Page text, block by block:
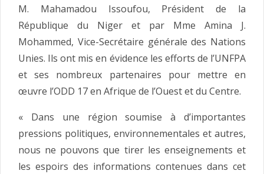
M. Mahamadou Issoufou, Président de la
République du Niger et par Mme Amina J.
Mohammed, Vice-Secrétaire générale des Nations
Unies. Ils ont mis en évidence les efforts de l’UNFPA
et ses nombreux partenaires pour mettre en
œuvre l’ODD 17 en Afrique de l’Ouest et du Centre.
« Dans une région soumise à d’importantes
pressions politiques, environnementales et autres,
nous ne pouvons que tirer les enseignements et
les espoirs des informations contenues dans cet